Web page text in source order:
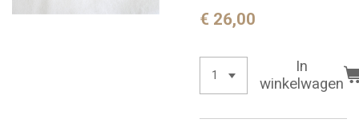
€ 26,00
In
winkelwagen